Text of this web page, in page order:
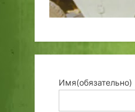
Имя(обязательно)